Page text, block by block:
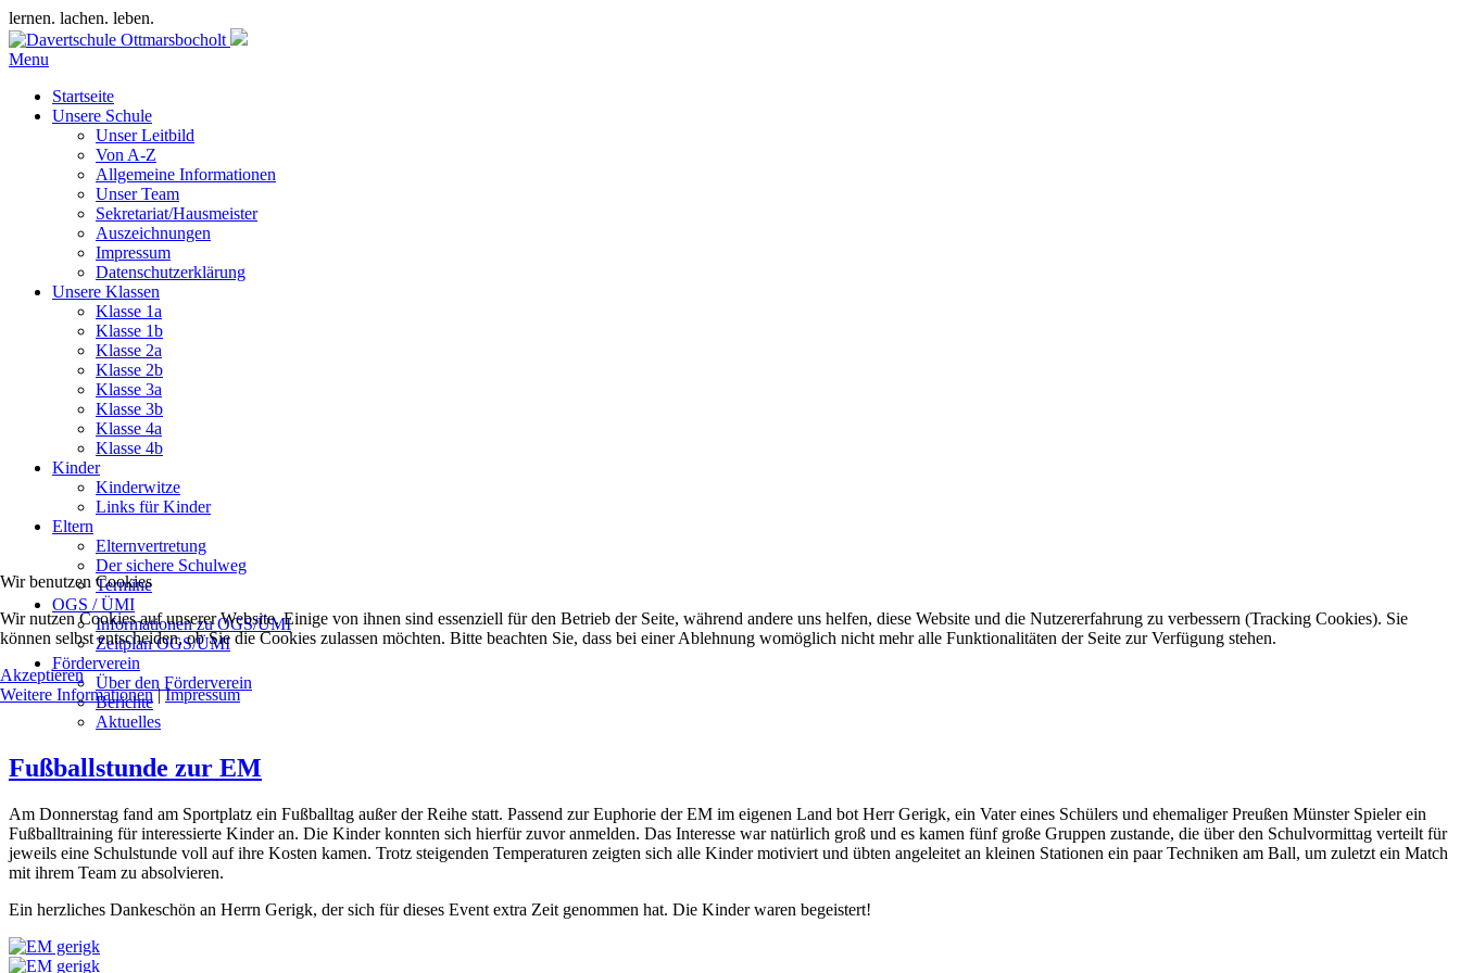
lernen. lachen. leben.
Menu
Startseite
Unsere Schule
Unser Leitbild
Von A-Z
Allgemeine Informationen
Unser Team
Sekretariat/Hausmeister
Auszeichnungen
Impressum
Datenschutzerklärung
Unsere Klassen
Klasse 1a
Klasse 1b
Klasse 2a
Klasse 2b
Klasse 3a
Klasse 3b
Klasse 4a
Klasse 4b
Kinder
Kinderwitze
Links für Kinder
Eltern
Elternvertretung
Der sichere Schulweg
Termine
OGS / ÜMI
Informationen zu OGS/ÜMI
Zeitplan OGS/ÜMI
Förderverein
Über den Förderverein
Berichte
Aktuelles
Fußballstunde zur EM
Am Donnerstag fand am Sportplatz ein Fußballtag außer der Reihe statt. Passend zur Euphorie der EM im eigenen Land bot Herr Gerigk, ein Vater eines Schülers und ehemaliger Preußen Münster Spieler ein
Fußballtraining für interessierte Kinder an. Die Kinder konnten sich hierfür zuvor anmelden. Das Interesse war natürlich groß und es kamen fünf große Gruppen zustande, die über den Schulvormittag verteilt für
jeweils eine Schulstunde voll auf ihre Kosten kamen. Trotz steigenden Temperaturen zeigten sich alle Kinder motiviert und übten angeleitet an kleinen Stationen ein paar Techniken am Ball, um zuletzt ein Match
mit ihrem Team zu absolvieren.
Ein herzliches Dankeschön an Herrn Gerigk, der sich für dieses Event extra Zeit genommen hat. Die Kinder waren begeistert!
Wir benutzen Cookies
Wir nutzen Cookies auf unserer Website. Einige von ihnen sind essenziell für den Betrieb der Seite, während andere uns helfen, diese Website und die Nutzererfahrung zu verbessern (Tracking Cookies). Sie
können selbst entscheiden, ob Sie die Cookies zulassen möchten. Bitte beachten Sie, dass bei einer Ablehnung womöglich nicht mehr alle Funktionalitäten der Seite zur Verfügung stehen.
Akzeptieren
Weitere Informationen|Impressum